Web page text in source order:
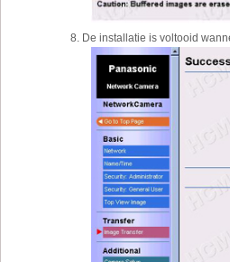
De installatie is voltooid